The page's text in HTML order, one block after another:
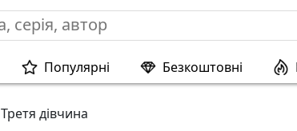
Популярні Безкоштовні
Третя дівчина